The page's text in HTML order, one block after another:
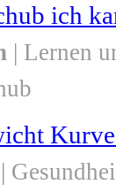
ich
| Lernen
|